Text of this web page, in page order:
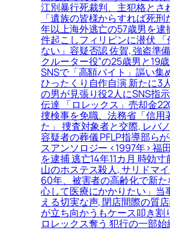
江別暴行死裁判、主犯格とさ
「遺族の皆様からすれば死刑
年以上海外逃亡の57歳男を逮
件起こしフィリピンに潜伏
ない」容疑否認 佐賀, 強盗準
クルーター役”の25歳男と19
SNSで「高額バイト」謳い集
ひったくり自作自演 新たに3
の男が見張り役2人にSNS指
伝達 「ロレックス」売却金
捜検事を免職、法務省「信用
た」 捜査対象者と交際, レバ
容疑者の葬儀 PFLP指導部ら
スアンソロジー <1997年> 福
を逮捕 逃亡14年11カ月 時効
山のホステス殺人, サリドマ
60年、被害者の高齢化で新
心して医療にかかりたい」当
える切実な声, 閉店間際の質
が立ち向かうもケース叩き割
ロレックス奪う 犯行の一部始